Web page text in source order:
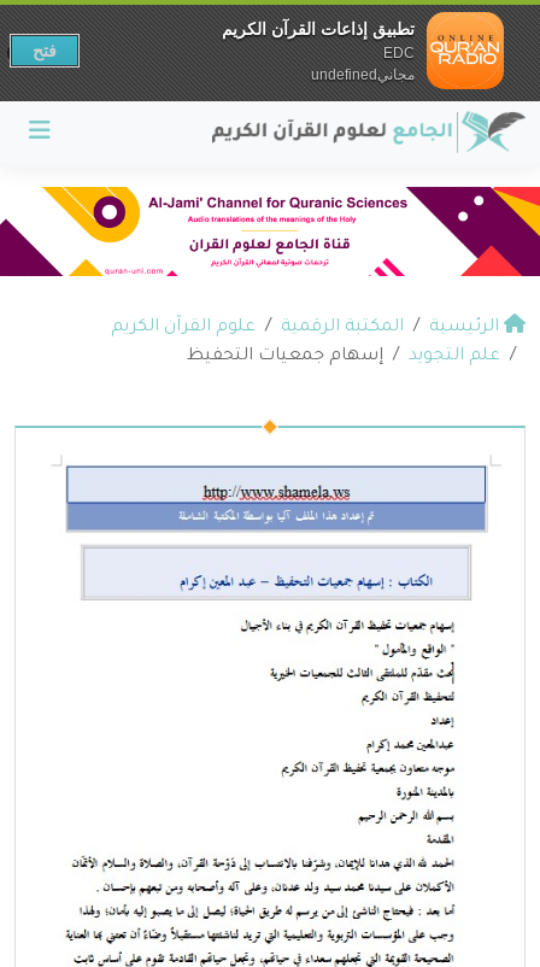
الرئيسية المكتبة الرقمية
علوم القرآن الكريم
علم التجويد
إسهام جمعيات التحفيظ
تطبيق إذاعات القرآن الكريم
EDC
مجانيundefined
فتح